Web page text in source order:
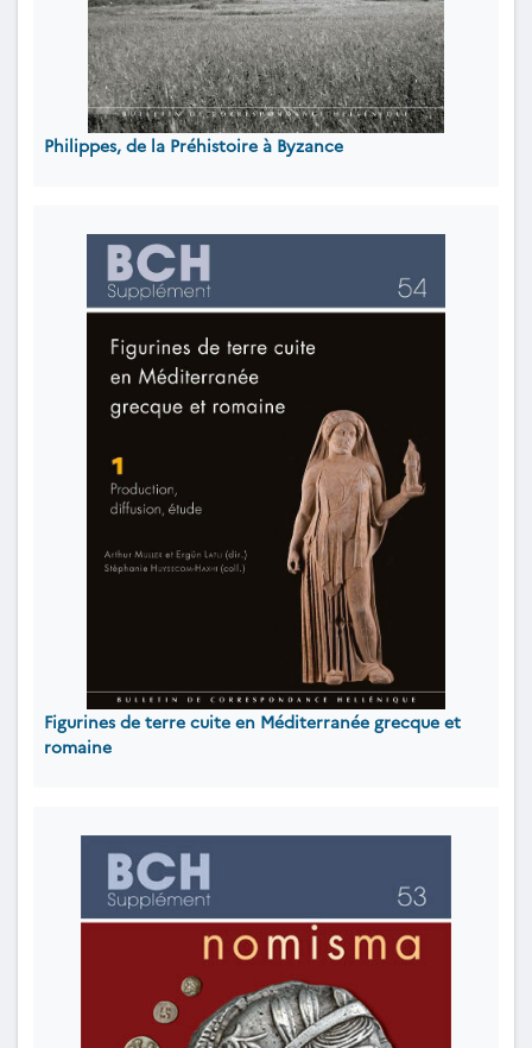
Philippes, de la Préhistoire à Byzance
Figurines de terre cuite en Méditerranée grecque et
romaine